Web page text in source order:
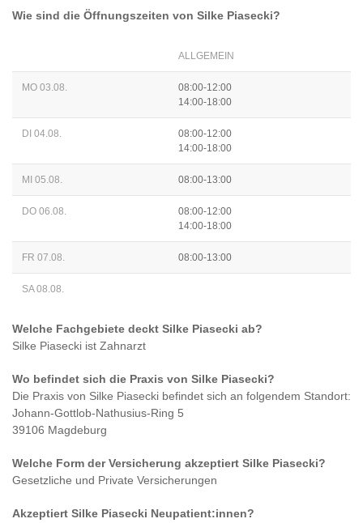
Wie sind die Öffnungszeiten von Silke Piasecki?
ALLGEMEIN
MO 03.08.
08:00-12:00
14:00-18:00
DI 04.08.
08:00-12:00
14:00-18:00
MI 05.08. 08:00-13:00
DO 06.08.
08:00-12:00
14:00-18:00
FR 07.08. 08:00-13:00
SA 08.08.
Welche Fachgebiete deckt Silke Piasecki ab?
Silke Piasecki ist Zahnarzt
Wo befindet sich die Praxis von Silke Piasecki?
Die Praxis von Silke Piasecki befindet sich an folgendem Standort:
Johann-Gottlob-Nathusius-Ring 5
39106 Magdeburg
Welche Form der Versicherung akzeptiert Silke Piasecki?
Gesetzliche und Private Versicherungen
Akzeptiert Silke Piasecki Neupatient:innen?